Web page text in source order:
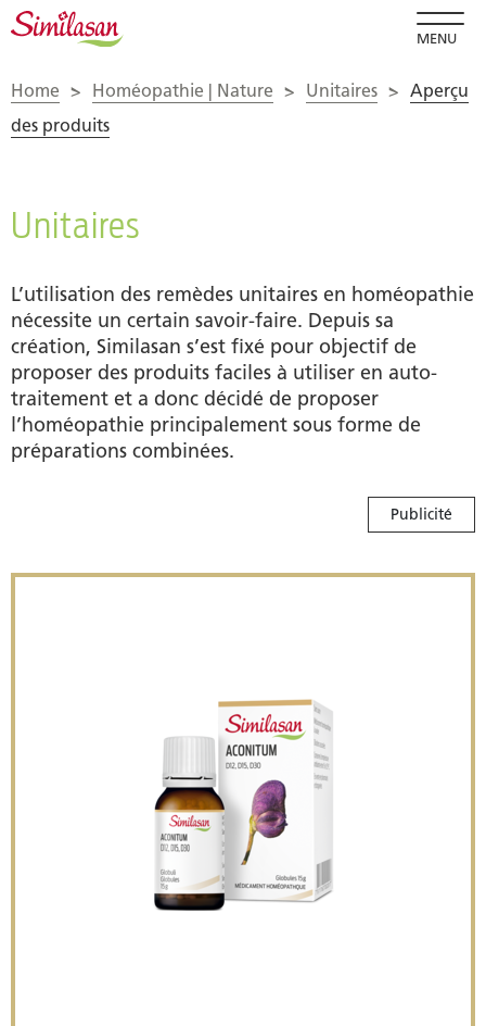
MENU
Home > Homéopathie | Nature > Unitaires > Aperçu
des produits
Unitaires
L’utilisation des remèdes unitaires en homéopathie
nécessite un certain savoir-faire. Depuis sa
création, Similasan s’est fixé pour objectif de
proposer des produits faciles à utiliser en auto-
traitement et a donc décidé de proposer
l’homéopathie principalement sous forme de
préparations combinées.
Publicité
Similasan Aconitum